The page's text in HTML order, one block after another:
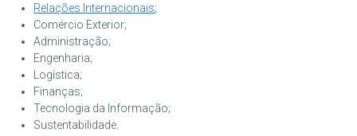
Relações Internacionais;
Comércio Exterior;
Administração;
Engenharia;
Logística;
Finanças;
Tecnologia da Informação;
Sustentabilidade.